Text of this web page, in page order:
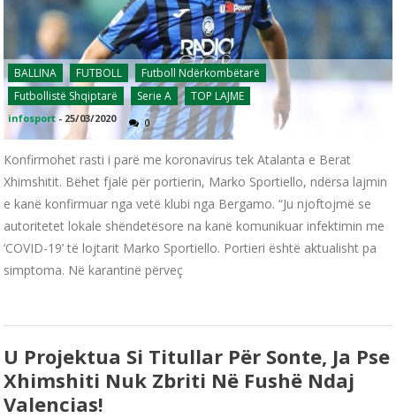
BALLINA FUTBOLL
Futboll Ndërkombëtarë
Futbollistë Shqiptarë
Serie A TOP LAJME
infosport - 25/03/2020 0
Konfirmohet rasti i parë me koronavirus tek Atalanta e Berat
Xhimshitit. Bëhet fjalë për portierin, Marko Sportiello, ndërsa lajmin
e kanë konfirmuar nga vetë klubi nga Bergamo. “Ju njoftojmë se
autoritetet lokale shëndetësore na kanë komunikuar infektimin me
‘COVID-19’ të lojtarit Marko Sportiello. Portieri është aktualisht pa
simptoma. Në karantinë përveç
U Projektua Si Titullar Për Sonte, Ja Pse
Xhimshiti Nuk Zbriti Në Fushë Ndaj
Valencias!